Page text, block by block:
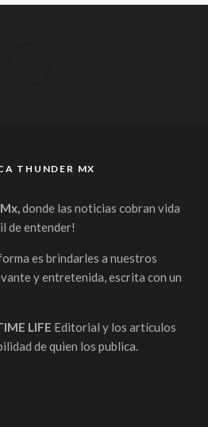
THUNDER MX
donde las noticias cobran vida
de entender!
es brindarles a nuestros
y entretenida, escrita con un
LIFE Editorial y los artículos
de quien los publica.